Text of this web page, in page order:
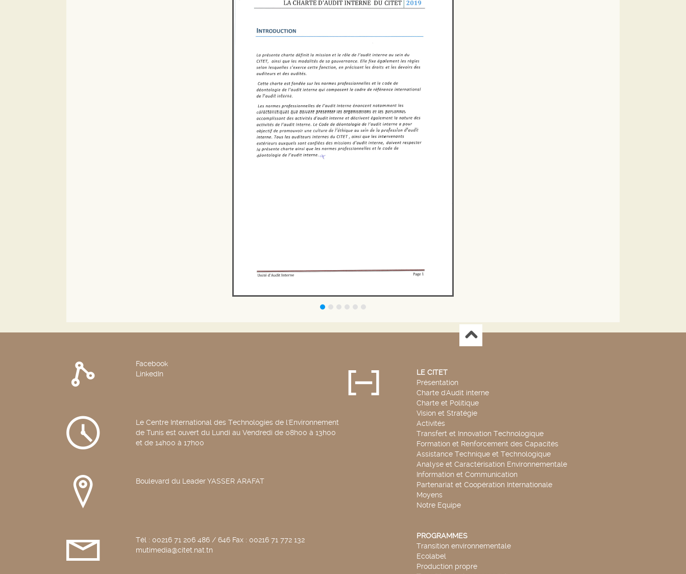
Facebook
LinkedIn
Le Centre International des Technologies de l'Environnement
de Tunis est ouvert du Lundi au Vendredi de 08h00 à 13h00
et de 14h00 à 17h00
Boulevard du Leader YASSER ARAFAT
Tél : 00216 71 206 486 / 646 Fax : 00216 71 772 132
mutimedia@citet.nat.tn
LE CITET
Présentation
Charte d'Audit interne
Charte et Politique
Vision et Stratégie
Activités
Transfert et Innovation Technologique
Formation et Renforcement des Capacités
Assistance Technique et Technologique
Analyse et Caractérisation Environnementale
Information et Communication
Partenariat et Coopération Internationale
Moyens
Notre Equipe
PROGRAMMES
Transition environnementale
Ecolabel
Production propre